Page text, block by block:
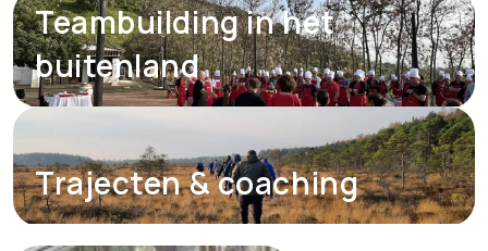
Teambuilding in het
buitenland
Trajecten & coaching